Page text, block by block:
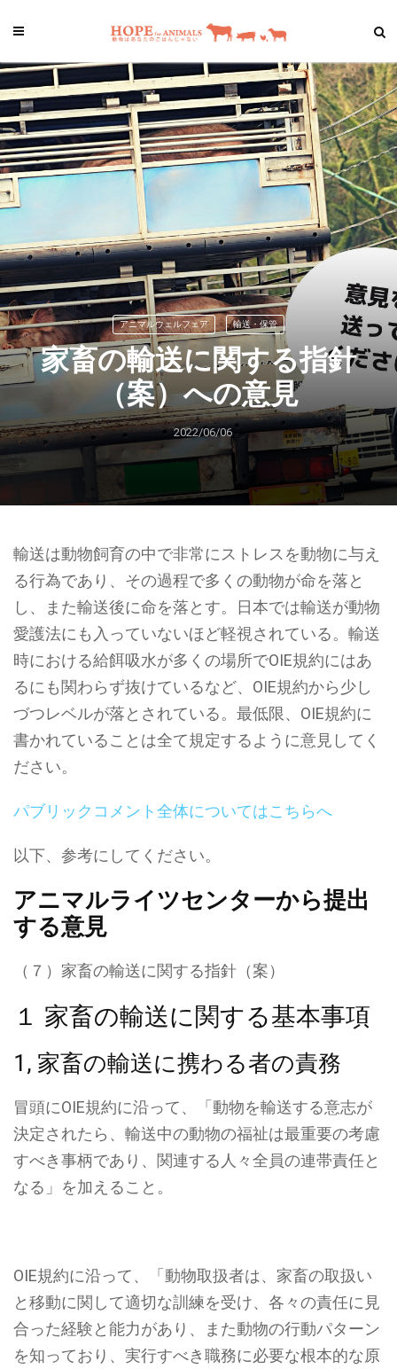
アニマルウェルフェア 輸送・保管
家畜の輸送に関する指針
（案）への意見
2022/06/06
輸送は動物飼育の中で非常にストレスを動物に与え
る行為であり、その過程で多くの動物が命を落と
し、また輸送後に命を落とす。日本では輸送が動物
愛護法にも入っていないほど軽視されている。輸送
時における給餌吸水が多くの場所でOIE規約にはあ
るにも関わらず抜けているなど、OIE規約から少し
づつレベルが落とされている。最低限、OIE規約に
書かれていることは全て規定するように意見してく
ださい。
パブリックコメント全体についてはこちらへ
以下、参考にしてください。
アニマルライツセンターから提出
する意見
（７）家畜の輸送に関する指針（案）
１ 家畜の輸送に関する基本事項
1, 家畜の輸送に携わる者の責務
冒頭にOIE規約に沿って、「動物を輸送する意志が
決定されたら、輸送中の動物の福祉は最重要の考慮
すべき事柄であり、関連する人々全員の連帯責任と
なる」を加えること。
OIE規約に沿って、「動物取扱者は、家畜の取扱い
と移動に関して適切な訓練を受け、各々の責任に見
合った経験と能力があり、また動物の行動パターン
を知っており、実行すべき職務に必要な根本的な原